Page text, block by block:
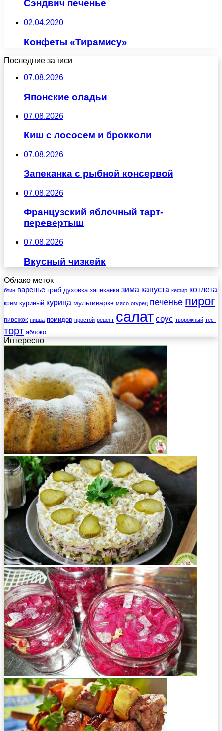
Сэндвич печенье
02.04.2020
Конфеты «Тирамису»
Последние записи
07.08.2026
Японские оладьи
07.08.2026
Киш с лососем и брокколи
07.08.2026
Запеканка с рыбной консервой
07.08.2026
Французский яблочный тарт-
перевертыш
07.08.2026
Вкусный чизкейк
Облако меток
блин варенье гриб духовка запеканка зима капуста кефир котлета
крем куриный курица мультиварке мясо огурец печенье пирог
пирожок пицца помидор простой рецепт салат соус творожный тест
торт яблоко
Интересно